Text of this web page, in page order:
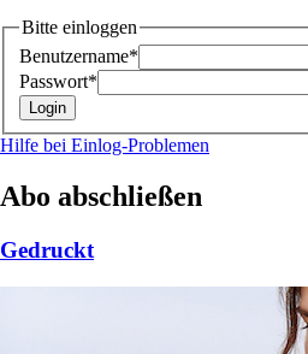
Bitte einloggen
Benutzername*
Passwort*
Hilfe bei Einlog-Problemen
Abo abschließen
Gedruckt